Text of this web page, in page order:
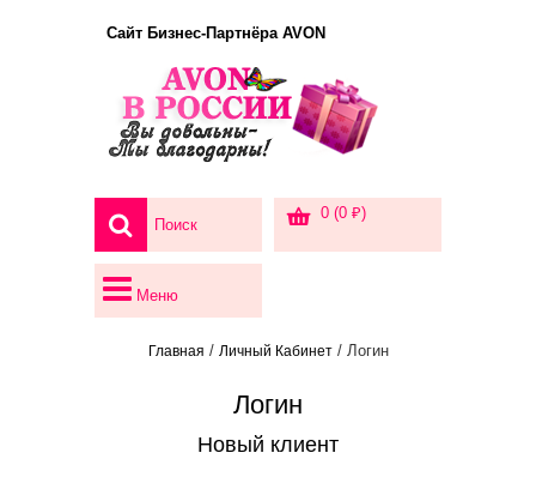
Сайт Бизнес-Партнёра AVON
0 (0 ₽)
Меню
Главная / Личный Кабинет/ Логин
Логин
Новый клиент